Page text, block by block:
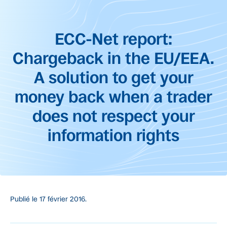
Début du contenu principal.
ECC-Net report:
Chargeback in the EU/EEA.
A solution to get your
money back when a trader
does not respect your
information rights
Publié le 17 février 2016.